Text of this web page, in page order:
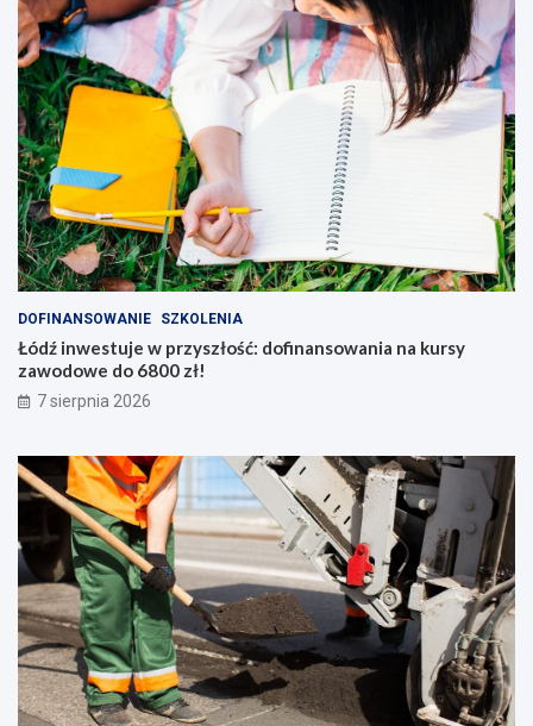
DOFINANSOWANIE SZKOLENIA
Łódź inwestuje w przyszłość: dofinansowania na kursy
zawodowe do 6800 zł!
7 sierpnia 2026